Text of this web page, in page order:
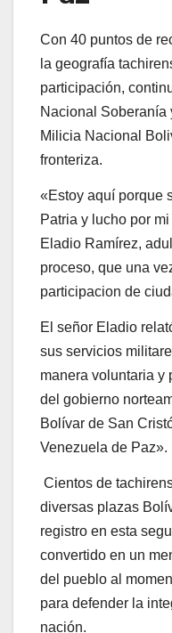
proceso, que una
participacion de
El señor Eladio
sus servicios
manera voluntaria y
del gobierno
Bolívar de San
Venezuela de Paz».
Cientos de
diversas plazas
registro en esta
convertido en un
del pueblo al
para defender la
Anyeli Medina,
su registro, «me
soberanía de mi
realicé el registro
Cristóbal».
Medina invitó a
a la causa
tan hermosa que
defender nuestra